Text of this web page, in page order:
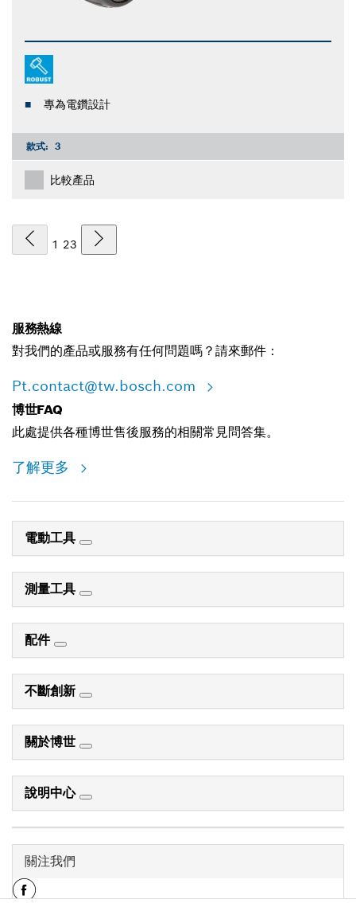
專為電鑽設計
款式: 3
比較產品
1 23
服務熱線
對我們的產品或服務有任何問題嗎？請來郵件：
Pt.contact@tw.bosch.com
博世FAQ
此處提供各種博世售後服務的相關常見問答集。
了解更多
電動工具
測量工具
配件
不斷創新
關於博世
說明中心
關注我們